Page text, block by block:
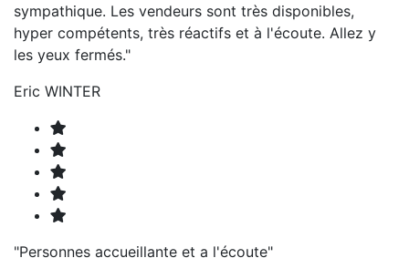
sympathique. Les vendeurs sont très disponibles,
hyper compétents, très réactifs et à l'écoute. Allez y
les yeux fermés."
Eric WINTER
"Personnes accueillante et a l'écoute"